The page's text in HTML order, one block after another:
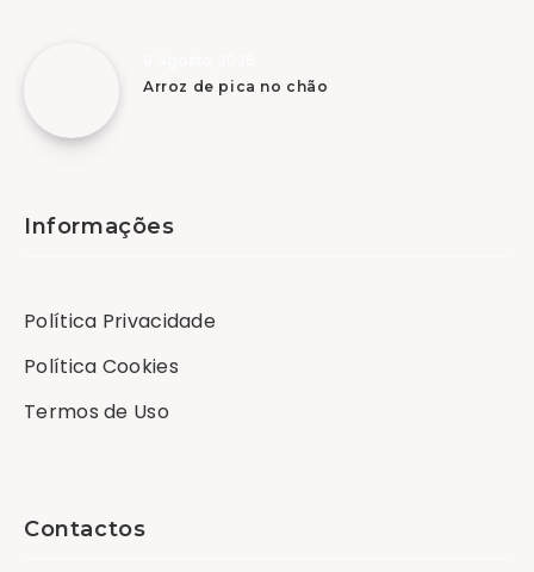
Arroz de pica no chão
Informações
Política Privacidade
Política Cookies
Termos de Uso
Contactos